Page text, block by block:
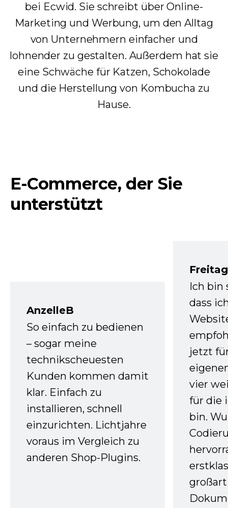
bei Ecwid. Sie schreibt über Online-
Marketing und Werbung, um den Alltag
von Unternehmern einfacher und
lohnender zu gestalten. Außerdem hat sie
eine Schwäche für Katzen, Schokolade
und die Herstellung von Kombucha zu
Hause.
E-Commerce, der Sie
unterstützt
AnzelleB
So einfach zu bedienen
– sogar meine
technikscheuesten
Kunden kommen damit
klar. Einfach zu
installieren, schnell
einzurichten. Lichtjahre
voraus im Vergleich zu
anderen Shop-Plugins.
Ich bin
dass
jetzt
vier
für die
bin.